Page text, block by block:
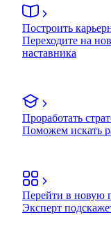
Построить
Переходите на
наставника
Проработать
Поможем искать
Перейти в новую
Эксперт